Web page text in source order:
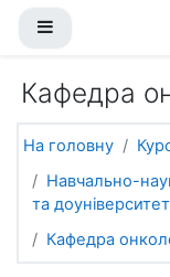
Кафедра
На головну
Навчально-
та
Кафедра